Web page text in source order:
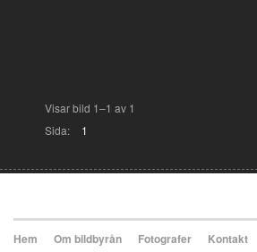
Visar bild 1–1 av 1
Sida:
1
Hem Om bildbyrån Fotografer Kontakt